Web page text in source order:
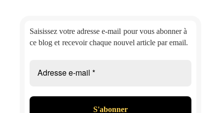
Saisissez votre adresse e-mail pour vous abonner à
ce blog et recevoir chaque nouvel article par email.